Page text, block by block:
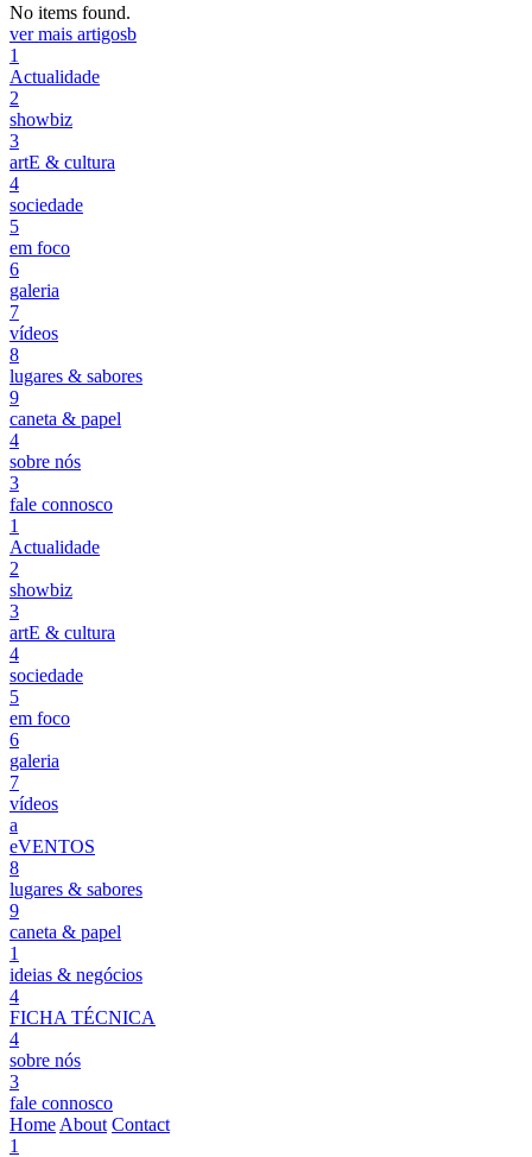
No items found.
ver mais artigosb
1
Actualidade
2
showbiz
3
artE & cultura
4
sociedade
5
em foco
6
galeria
7
vídeos
8
lugares & sabores
9
caneta & papel
4
sobre nós
3
fale connosco
1
Actualidade
2
showbiz
3
artE & cultura
4
sociedade
5
em foco
6
galeria
7
vídeos
a
eVENTOS
8
lugares & sabores
9
caneta & papel
1
ideias & negócios
4
FICHA TÉCNICA
4
sobre nós
3
fale connosco
Home About Contact
1